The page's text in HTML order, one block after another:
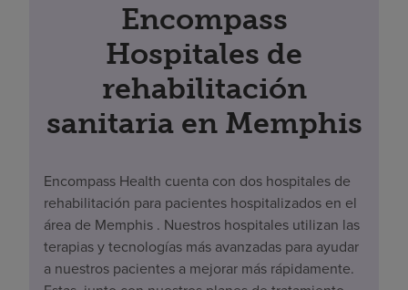
Encompass
Hospitales de
rehabilitación
sanitaria en Memphis
Encompass Health cuenta con dos hospitales de
rehabilitación para pacientes hospitalizados en el
área de Memphis . Nuestros hospitales utilizan las
terapias y tecnologías más avanzadas para ayudar
a nuestros pacientes a mejorar más rápidamente.